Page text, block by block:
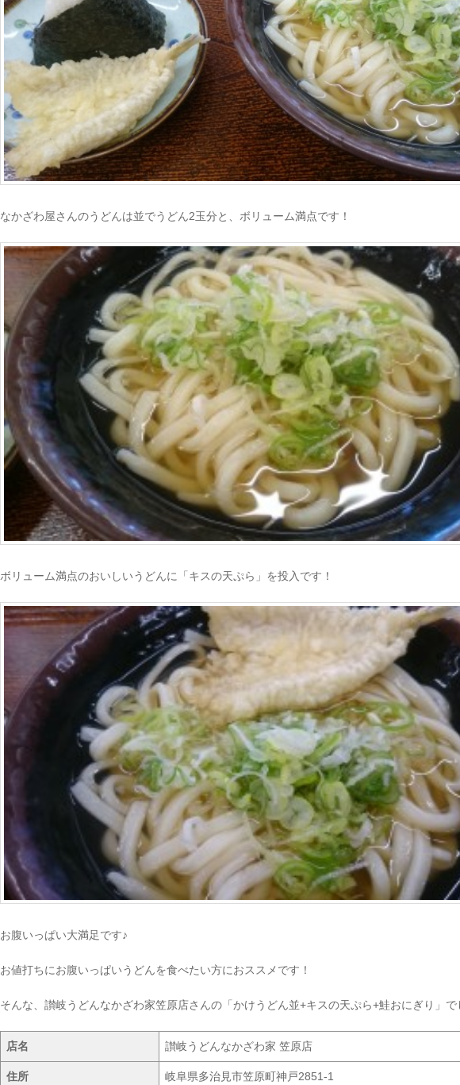
なかざわ屋さんのうどんは並でうどん2玉分と、ボリューム満点です！
ボリューム満点のおいしいうどんに「キスの天ぷら」を投入です！
お腹いっぱい大満足です♪
お値打ちにお腹いっぱいうどんを食べたい方におススメです！
そんな、讃岐うどんなかざわ家笠原店さんの「かけうどん並+キスの天ぷら+鮭おにぎり」
店名 讃岐うどんなかざわ家 笠原店
住所 岐阜県多治見市笠原町神戸2851-1